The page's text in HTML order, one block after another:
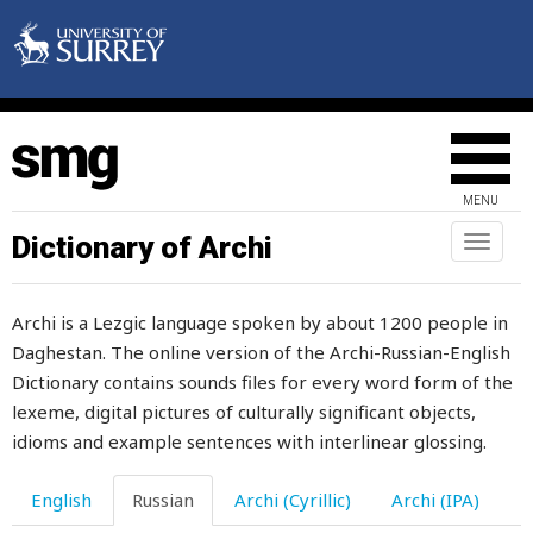
MENU
Toggle
Dictionary of Archi
Archi is a Lezgic language spoken by about 1200 people in
Daghestan. The online version of the Archi-Russian-English
Dictionary contains sounds files for every word form of the
lexeme, digital pictures of culturally significant objects,
idioms and example sentences with interlinear glossing.
English Russian Archi (Cyrillic) Archi (IPA)
седлать
сейчас
секретно
секретный
секущийся
селезенка